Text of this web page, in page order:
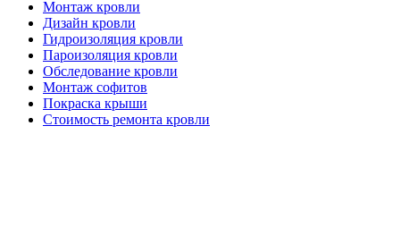
Монтаж кровли
Дизайн кровли
Гидроизоляция кровли
Пароизоляция кровли
Обследование кровли
Монтаж софитов
Покраска крыши
Стоимость ремонта кровли